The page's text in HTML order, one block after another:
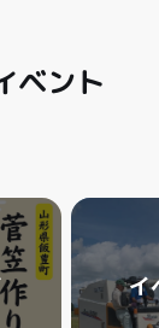
ベント